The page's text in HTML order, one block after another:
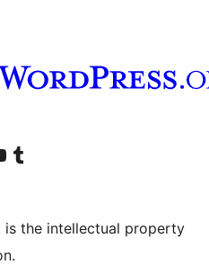
account
YouTube channel
Visit our Tumblr account
is the intellectual property